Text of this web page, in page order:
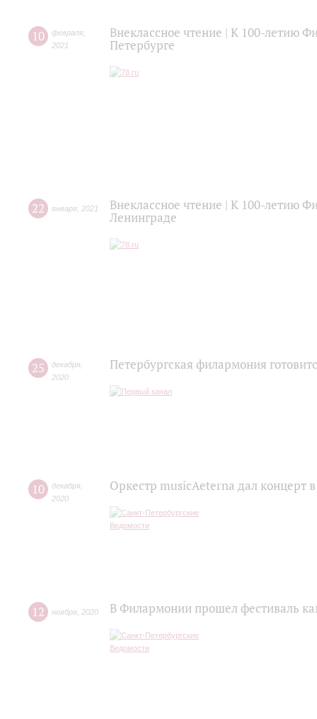
10 февраля
2021
Внеклассное чтение | К 100-летию
Петербурге
22 января 2021
Внеклассное чтение | К 100-летию
Ленинграде
25 декабря
2020
Петербургская филармония
10 декабря
2020
Оркестр musicAeterna дал концерт
12 ноября 2020 В Филармонии прошел фестиваль